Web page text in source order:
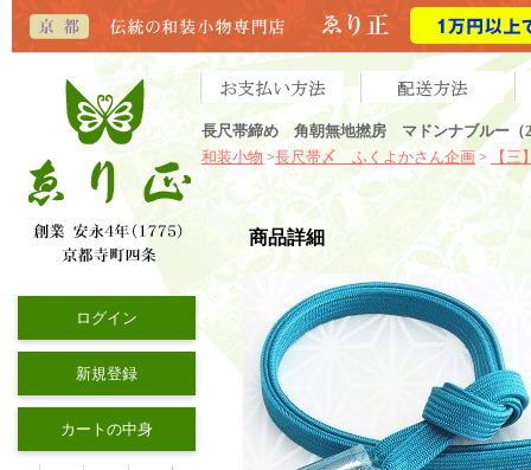
長尺帯締め 角朝無地撚房 マドンナブルー（
和装小物 >長尺帯〆 ふくよかさん企画> 【三
ログイン
新規登録
カートの中身
商品詳細